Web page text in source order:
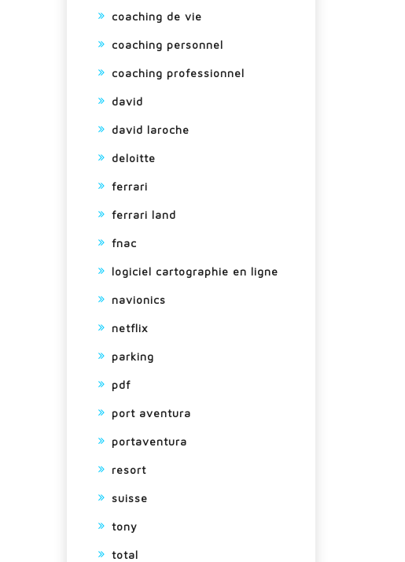
coaching de vie
coaching personnel
coaching professionnel
david
david laroche
deloitte
ferrari
ferrari land
fnac
logiciel cartographie en ligne
navionics
netflix
parking
pdf
port aventura
portaventura
resort
suisse
tony
total